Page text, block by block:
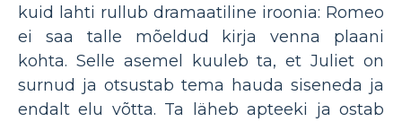
kuid lahti rullub dramaatiline iroonia: Romeo
ei saa talle mõeldud kirja venna plaani
kohta. Selle asemel kuuleb ta, et Juliet on
surnud ja otsustab tema hauda siseneda ja
endalt elu võtta. Ta läheb apteeki ja ostab